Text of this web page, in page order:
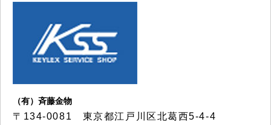
（有）斉藤金物
〒134-0081 東京都江戸川区北葛西5-4-4